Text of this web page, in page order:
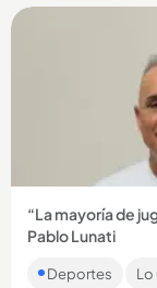
“La mayoría de
Pablo Lunati
El exárbitro
que hizo de los
Deportes Lo